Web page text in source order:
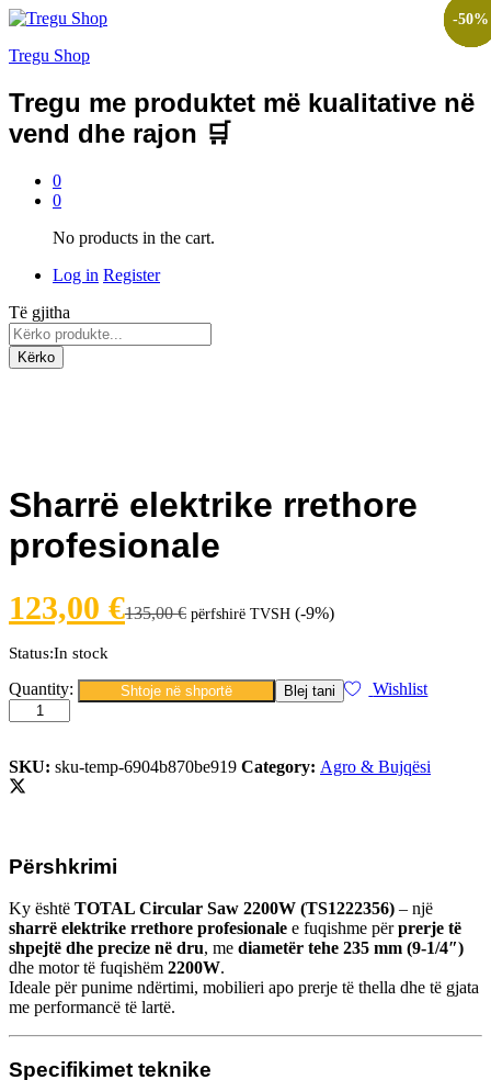
Tregu Shop
Tregu me produktet më kualitative në
vend dhe rajon 🛒
0
0
No products in the cart.
Log in Register
Të gjitha
Kërko
Sharrë elektrike rrethore
profesionale
123,00 €135,00€ përfshirë TVSH (-9%)
Status:In stock
Sharrë
elektrike
rrethore
quantity
Quantity: Shtoje në shportë Blej tani Wishlist
SKU: sku-temp-6904b870be919 Category: Agro & Bujqësi
Përshkrimi
Ky është TOTAL Circular Saw 2200W (TS1222356) – një
sharrë elektrike rrethore profesionale e fuqishme përprerje të
shpejtë dhe precize në dru, me diametër tehe 235 mm (9-1/4″)
dhe motor të fuqishëm 2200W.
Ideale për punime ndërtimi, mobilieri apo prerje të thella dhe të gjata
me performancë të lartë.
Specifikimet teknike
-33%
-67%
-50%
-52%
-7%
-50%